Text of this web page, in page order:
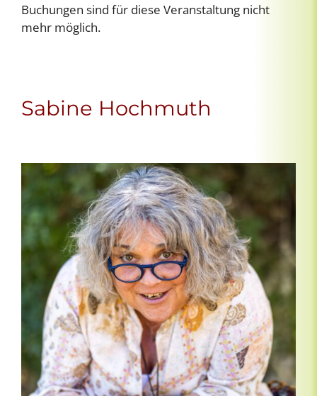
Buchungen sind für diese Veranstaltung nicht
mehr möglich.
Sabine Hochmuth